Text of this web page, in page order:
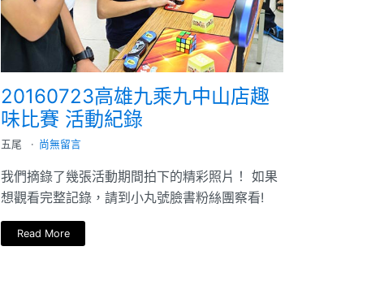
20160723高雄九乘九中山店趣
味比賽 活動紀錄
五尾 尚無留言
我們摘錄了幾張活動期間拍下的精彩照片！ 如果
想觀看完整記錄，請到小丸號臉書粉絲團察看!
Read More